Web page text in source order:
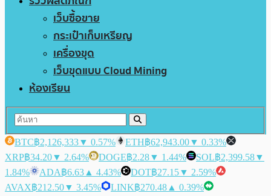
เว็บซื้อขาย
กระเป๋าเก็บเหรียญ
เครื่องขุด
เว็บขุดแบบ Cloud Mining
ห้องเรียน
BTC฿2,126,333▼ 0.57% ETH฿62,943.00▼ 0.33%
XRP฿34.20▼ 2.64% DOGE฿2.28▼ 1.44% SOL฿2,399.58▼
1.84%
ADA฿6.63 ▲ 4.43% DOT฿27.15▼ 2.59%
AVAX฿212.50▼ 3.45% LINK฿270.48 ▲ 0.39%